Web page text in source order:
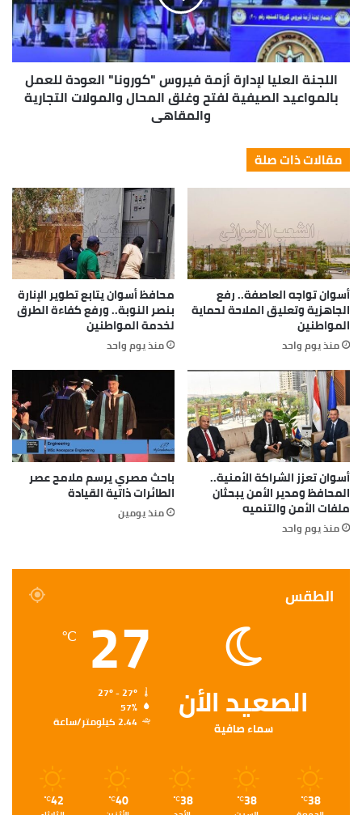
إنشاء 17 مدرسة جديدة بنسبة تنفيذ 20 % ، فيما جارى
تنفيذ أعمال الصيانة الشاملة لـ 19 مدرسة بنسبة تنفيذ
35 % ، بينما قام جهاز التعمير بطرح وإسناد 21 مبني
خدمى ، علاوة علي إنشاء 8 مراكز للشباب بمركزي إدفو
وكوم أمبو ، وكذا 9 نقاط إسعاف و 3 مكاتب تموين و 2
وحدات بيطرية و 5 مشروعات كهرباء و 20 كوبرى أعلي
الترع ، فضلاً عن قيام هيئة البريد المصرى بتحديث
وتحسين بيئة لـ 43 مكتب بريد .
اللجنة العليا لإدارة أزمة فيروس "كورونا" العودة للعمل
بالمواعيد الصيفية لفتح وغلق المحال والمولات التجارية
والمقاهي
مقالات ذات صلة
أسوان تواجه العاصفة.. رفع
الجاهزية وتعليق الملاحة لحماية
المواطنين
منذ يوم واحد
محافظ أسوان يتابع تطوير الإنارة
بنصر النوبة.. ورفع كفاءة الطرق
لخدمة المواطنين
منذ يوم واحد
أسوان تعزز الشراكة الأمنية..
المحافظ ومدير الأمن يبحثان
ملفات الأمن والتنميه
منذ يوم واحد
باحث مصري يرسم ملامح عصر
الطائرات ذاتية القيادة
منذ يومين
الطقس
الصعيد الأن
سماء صافية
27
℃
57%
2.44 كيلومتر/ساعة
38
℃
38
℃
38
℃
40
℃
42
℃